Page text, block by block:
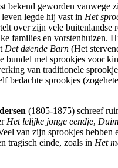
bekend geworden vanwege
legde hij vast in Het
over zijn vele buitenlandse
families en vorstenhuizen.
Det døende Barn (Het
bundel met sprookjes voor
van traditionele
bedachte sprookjes
(1805-1875) schreef
Het lelijke jonge eendje,
van zijn sprookjes hebben
tragisch einde, zoals in Het